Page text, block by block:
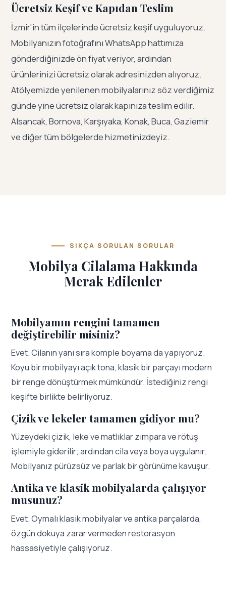
Ücretsiz Keşif ve Kapıdan Teslim
İzmir'in tüm ilçelerinde ücretsiz keşif uyguluyoruz.
Mobilyanızın fotoğrafını WhatsApp hattımıza
gönderdiğinizde ön fiyat veriyor, ardından
ürünlerinizi ücretsiz olarak adresinizden alıyoruz.
Atölyemizde yenilenen mobilyalarınız söz verdiğimiz
günde yine ücretsiz olarak kapınıza teslim edilir.
Alsancak, Bornova, Karşıyaka, Konak, Buca, Gaziemir
ve diğer tüm bölgelerde hizmetinizdeyiz.
SIKÇA SORULAN SORULAR
Mobilya Cilalama Hakkında
Merak Edilenler
Mobilyamın rengini tamamen
değiştirebilir misiniz?
Evet. Cilanın yanı sıra komple boyama da yapıyoruz.
Koyu bir mobilyayı açık tona, klasik bir parçayı modern
bir renge dönüştürmek mümkündür. İstediğiniz rengi
keşifte birlikte belirliyoruz.
Çizik ve lekeler tamamen gidiyor mu?
Yüzeydeki çizik, leke ve matlıklar zımpara ve rötuş
işlemiyle giderilir; ardından cila veya boya uygulanır.
Mobilyanız pürüzsüz ve parlak bir görünüme kavuşur.
Antika ve klasik mobilyalarda çalışıyor
musunuz?
Evet. Oymalı klasik mobilyalar ve antika parçalarda,
özgün dokuya zarar vermeden restorasyon
hassasiyetiyle çalışıyoruz.